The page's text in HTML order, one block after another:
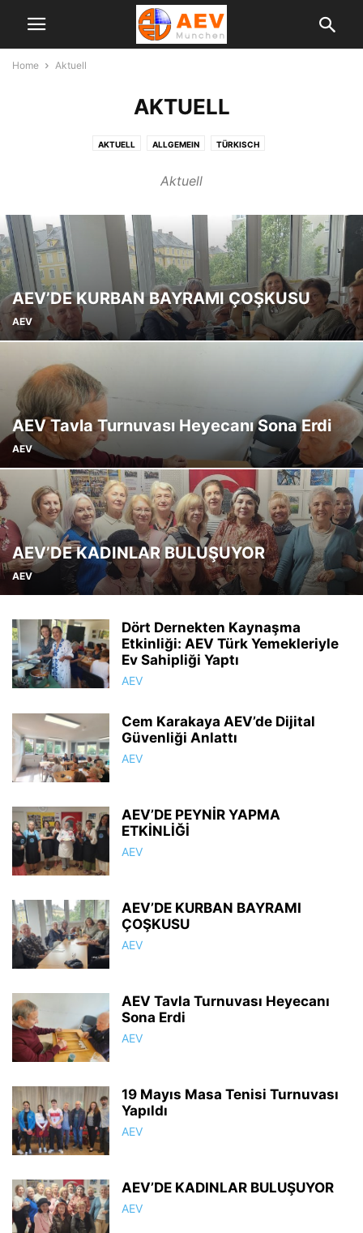
Home Aktuell
AKTUELL
AKTUELL ALLGEMEIN TÜRKISCH
Aktuell
AEV’DE KURBAN BAYRAMI ÇOŞKUSU
AEV
AEV Tavla Turnuvası Heyecanı Sona Erdi
AEV
AEV’DE KADINLAR BULUŞUYOR
AEV
Dört Dernekten Kaynaşma
Etkinliği: AEV Türk Yemekleriyle
Ev Sahipliği Yaptı
AEV
Cem Karakaya AEV’de Dijital
Güvenliği Anlattı
AEV
AEV’DE PEYNİR YAPMA
ETKİNLİĞİ
AEV
AEV’DE KURBAN BAYRAMI
ÇOŞKUSU
AEV
AEV Tavla Turnuvası Heyecanı
Sona Erdi
AEV
19 Mayıs Masa Tenisi Turnuvası
Yapıldı
AEV
AEV’DE KADINLAR BULUŞUYOR
AEV